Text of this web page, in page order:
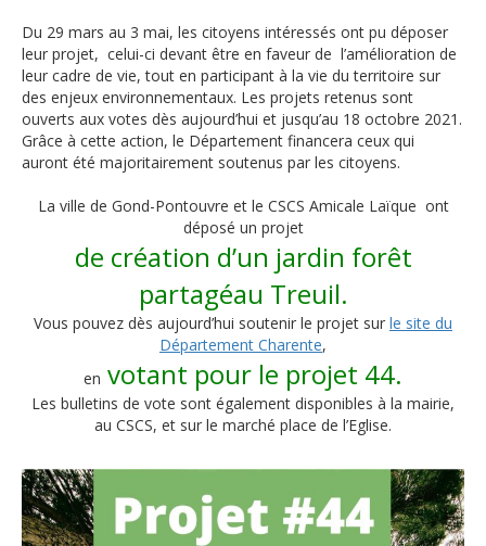
Du 29 mars au 3 mai, les citoyens intéressés ont pu déposer
leur projet, celui-ci devant être en faveur de l’amélioration de
leur cadre de vie, tout en participant à la vie du territoire sur
des enjeux environnementaux. Les projets retenus sont
ouverts aux votes dès aujourd’hui et jusqu’au 18 octobre 2021.
Grâce à cette action, le Département financera ceux qui
auront été majoritairement soutenus par les citoyens.
La ville de Gond-Pontouvre et le CSCS Amicale Laïque ont
déposé un projet
de création d’un jardin forêt
partagéau Treuil.
Vous pouvez dès aujourd’hui soutenir le projet sur le site du
Département Charente,
en votant pour le projet 44.
Les bulletins de vote sont également disponibles à la mairie,
au CSCS, et sur le marché place de l’Eglise.